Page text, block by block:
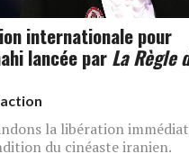
internationale pour
lancée parLa Règle
la libération
du cinéaste iranien.